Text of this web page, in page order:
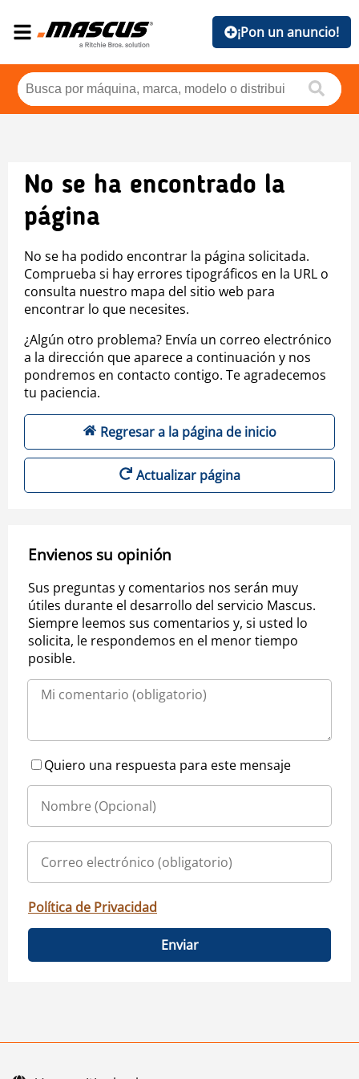
¡Pon un anuncio!
No se ha encontrado la
página
No se ha podido encontrar la página solicitada.
Comprueba si hay errores tipográficos en la URL o
consulta nuestro mapa del sitio web para
encontrar lo que necesites.
¿Algún otro problema? Envía un correo electrónico
a la dirección que aparece a continuación y nos
pondremos en contacto contigo. Te agradecemos
tu paciencia.
Regresar a la página de inicio
Actualizar página
Envienos su opinión
Sus preguntas y comentarios nos serán muy
útiles durante el desarrollo del servicio Mascus.
Siempre leemos sus comentarios y, si usted lo
solicita, le respondemos en el menor tiempo
posible.
Quiero una respuesta para este mensaje
Política de Privacidad
Enviar